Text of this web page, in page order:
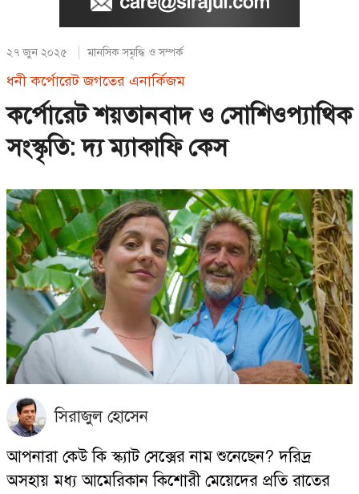
২৭ জুন ২০২৫ মানসিক সমৃদ্ধি ও সম্পর্ক
ধনী কর্পোরেট জগতের এনার্কিজম
কর্পোরেট শয়তানবাদ ও সোশিওপ্যাথিক
সংস্কৃতি: দ্য ম্যাকাফি কেস
সিরাজুল হোসেন
আপনারা কেউ কি স্ক্যাট সেক্সের নাম শুনেছেন? দরিদ্র
অসহায় মধ্য আমেরিকান কিশোরী মেয়েদের প্রতি রাতের